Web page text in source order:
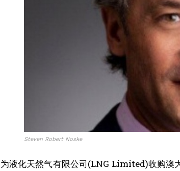
Steven Robert Noske
液化天然气有限公司(LNG Limited)收购